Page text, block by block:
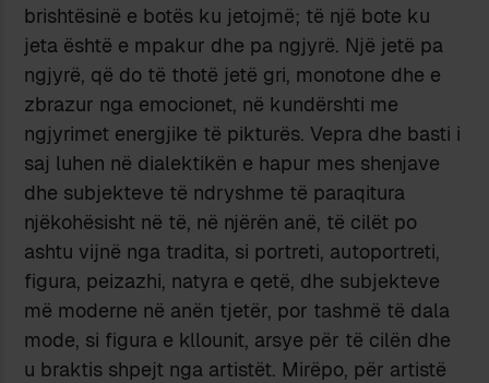
brishtësinë e botës ku jetojmë; të një bote ku
jeta është e mpakur dhe pa ngjyrë. Një jetë pa
ngjyrë, që do të thotë jetë gri, monotone dhe e
zbrazur nga emocionet, në kundërshti me
ngjyrimet energjike të pikturës. Vepra dhe basti i
saj luhen në dialektikën e hapur mes shenjave
dhe subjekteve të ndryshme të paraqitura
njëkohësisht në të, në njërën anë, të cilët po
ashtu vijnë nga tradita, si portreti, autoportreti,
figura, peizazhi, natyra e qetë, dhe subjekteve
më moderne në anën tjetër, por tashmë të dala
mode, si figura e kllounit, arsye për të cilën dhe
u braktis shpejt nga artistët. Mirëpo, për artistë